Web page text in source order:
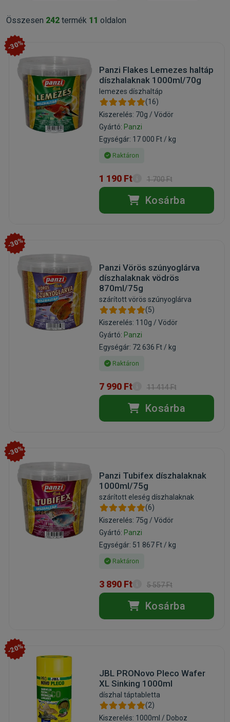
Összesen 242 termék 11 oldalon
-30%
Panzi Flakes Lemezes haltáp
díszhalaknak 1000ml/70g
lemezes díszhaltáp
(16)
Kiszerelés: 70g / Vödör
Gyártó: Panzi
Egységár: 17 000 Ft / kg
Raktáron
1 190 Ft 1 700 Ft
Kosárba
-30%
Panzi Vörös szúnyoglárva
díszhalaknak vödrös
870ml/75g
szárított vörös szúnyoglárva
(5)
Kiszerelés: 110g / Vödör
Gyártó: Panzi
Egységár: 72 636 Ft / kg
Raktáron
7 990 Ft 11 414 Ft
Kosárba
-30%
Panzi Tubifex díszhalaknak
1000ml/75g
szárított eleség díszhalaknak
(6)
Kiszerelés: 75g / Vödör
Gyártó: Panzi
Egységár: 51 867 Ft / kg
Raktáron
3 890 Ft 5 557 Ft
Kosárba
-20%
JBL PRONovo Pleco Wafer
XL Sinking 1000ml
díszhal táptabletta
(2)
Kiszerelés: 1000ml / Doboz